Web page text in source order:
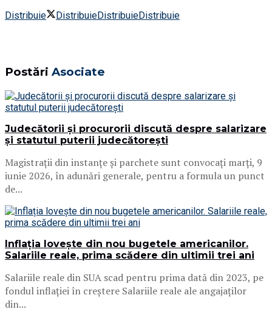
Distribuie DistribuieDistribuieDistribuie
Postări Asociate
Judecătorii și procurorii discută despre salarizare
și statutul puterii judecătorești
Magistrații din instanțe și parchete sunt convocați marți, 9
iunie 2026, în adunări generale, pentru a formula un punct
de...
Inflația lovește din nou bugetele americanilor.
Salariile reale, prima scădere din ultimii trei ani
Salariile reale din SUA scad pentru prima dată din 2023, pe
fondul inflației în creștere Salariile reale ale angajaților
din...